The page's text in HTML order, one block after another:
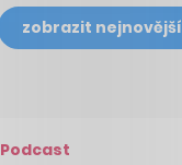
zobrazit nejnovější
Podcast